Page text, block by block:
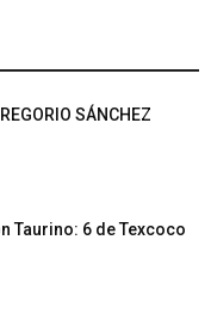
SÁNCHEZ
Taurino: 6 de Texcoco